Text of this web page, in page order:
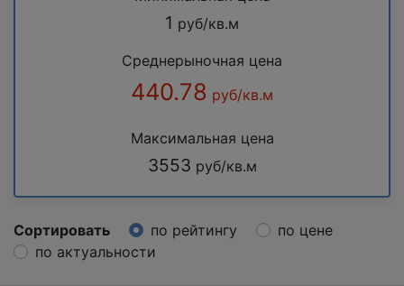
1 руб/кв.м
Среднерыночная цена
440.78 руб/кв.м
Максимальная цена
3553 руб/кв.м
Сортировать по рейтингу
по цене
по актуальности